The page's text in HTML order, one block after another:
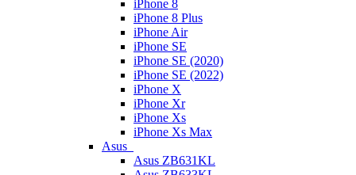
iPhone 8
iPhone 8 Plus
iPhone Air
iPhone SE
iPhone SE (2020)
iPhone SE (2022)
iPhone X
iPhone Xr
iPhone Xs
iPhone Xs Max
Asus
Asus ZB631KL